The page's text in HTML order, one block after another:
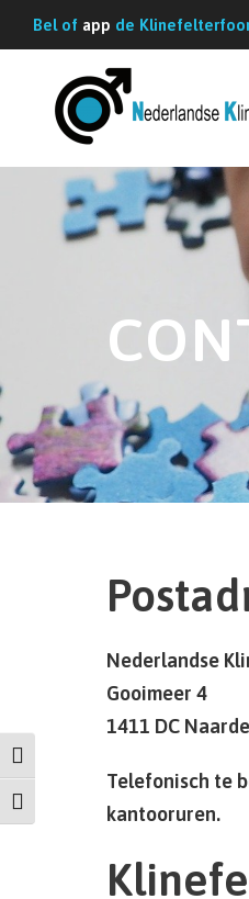
a
u
d
Keuze voor hoog contrast
Kies grootte van het lettertype
Bel of app de
Nederlandse
Gooimeer 4
1411 DC
Telefonisch te
kantooruren.